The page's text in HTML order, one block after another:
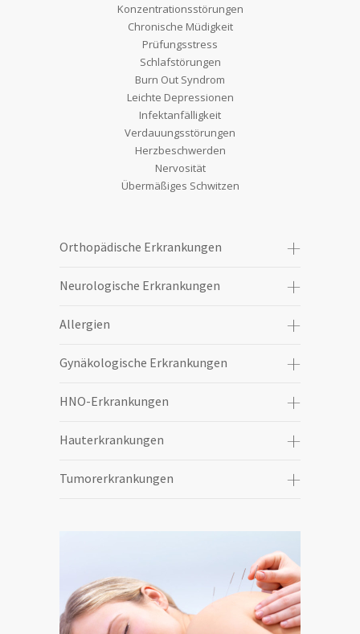
Konzentrationsstörungen
Chronische Müdigkeit
Prüfungsstress
Schlafstörungen
Burn Out Syndrom
Leichte Depressionen
Infektanfälligkeit
Verdauungsstörungen
Herzbeschwerden
Nervosität
Übermäßiges Schwitzen
Orthopädische Erkrankungen
Neurologische Erkrankungen
Allergien
Gynäkologische Erkrankungen
HNO-Erkrankungen
Hauterkrankungen
Tumorerkrankungen